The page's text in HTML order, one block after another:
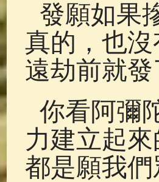
發願如果
真的，也
遠劫前就
你看阿彌
力建立起
都是願我